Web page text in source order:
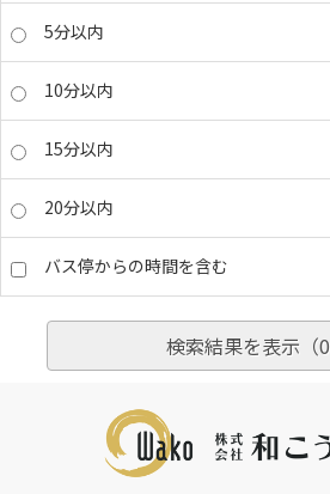
5分以内
10分以内
15分以内
20分以内
バス停からの時間を含む
検索結果を表示（0